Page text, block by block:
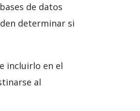
de datos
determinar si
incluirlo en el
al